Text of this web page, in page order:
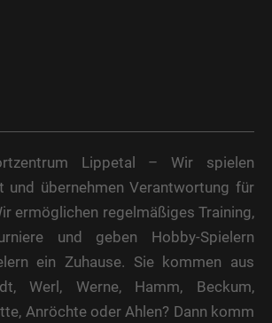
Lippetal – Wir spielen
und übernehmen Verantwortung für
ermöglichen regelmäßiges Training,
und geben Hobby-Spielern
ein Zuhause. Sie kommen aus
Werl, Werne, Hamm, Beckum,
Anröchte oder Ahlen? Dann komm